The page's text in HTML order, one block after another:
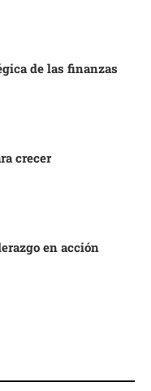
de las finanzas
crecer
en acción